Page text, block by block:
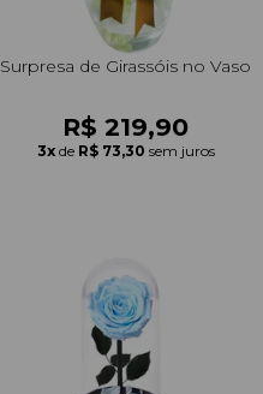
Surpresa de Girassóis no Vaso
R$ 219,90
3x de R$ 73,30 sem juros